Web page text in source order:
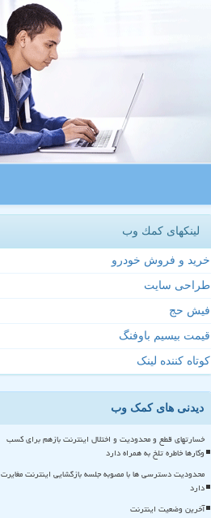
لینکهای كمك وب
خرید و فروش خودرو
طراحی سایت
فیش حج
قیمت بیسیم باوفنگ
کوتاه کننده لینک
دیدنی های کمک وب
خسارتهای قطع و محدودیت و اختلال اینترنت بازهم برای کسب
وکارها خاطره تلخ به همراه دارد
محدودیت دسترسی ها با مصوبه جلسه بازگشایی اینترنت مغایرت
دارد
آخرین وضعیت اینترنت